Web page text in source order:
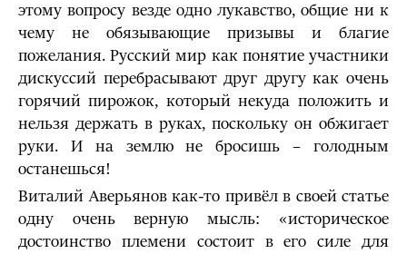
этому вопросу везде одно лукавство, общие ни к
чему не обязывающие призывы и благие
пожелания. Русский мир как понятие участники
дискуссий перебрасывают друг другу как очень
горячий пирожок, который некуда положить и
нельзя держать в руках, поскольку он обжигает
руки. И на землю не бросишь – голодным
останешься!
Виталий Аверьянов как-то привёл в своей статье
одну очень верную мысль: «историческое
достоинство племени состоит в его силе для